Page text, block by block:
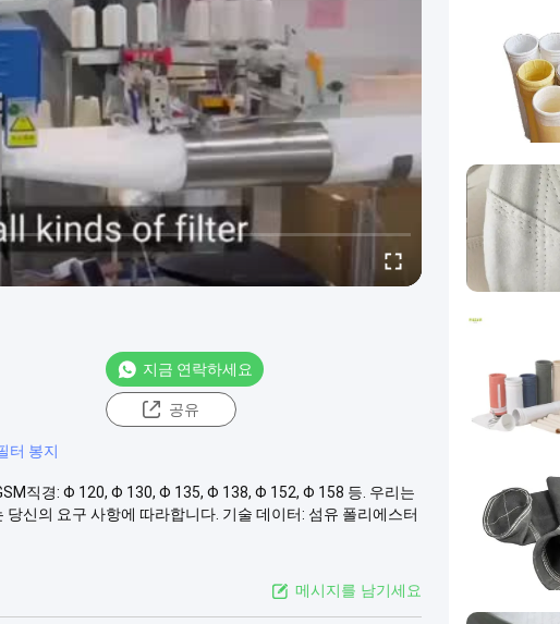
지금 연락하세요
공유
터 봉지
직경: Φ 120, Φ 130, Φ 135, Φ 138, Φ 152, Φ 158 등. 우리는
신의 요구 사항에 따라합니다. 기술 데이터: 섬유 폴리에스터
메시지를 남기세요